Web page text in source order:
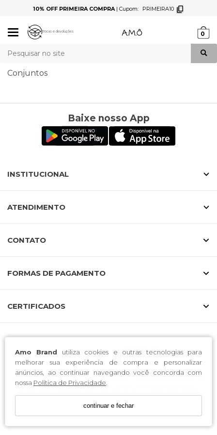
10% OFF PRIMEIRA COMPRA| Cupom: PRIMEIRA10
Mudar
Trocas e devoluções 0
Amo Brand utiliza cookies e outras tecnologias para
melhorar sua experiência de compra e personalizar
anúncios, ao continuar navegando você concorda com
nossa Política de Privacidade
continuar e fechar
Conjuntos
Baixe nosso App
INSTITUCIONAL
ATENDIMENTO
CONTATO
FORMAS DE PAGAMENTO
CERTIFICADOS
A M O BRAND CONFECCOES LTDA / CNPJ: 37.658.111/0001-08
Endereço: RODOVIA BR 470 Número 7777 Complemento
GALPAO 01 CEP 89163-300 Bairro CANTA GALO Município RIO
DO SUL UF SC